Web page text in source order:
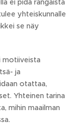
ei pidä rangaista
yhteiskunnalle
se näy
motiiveista
ja
otattaa,
Yhteinen tarina
mihin maailman